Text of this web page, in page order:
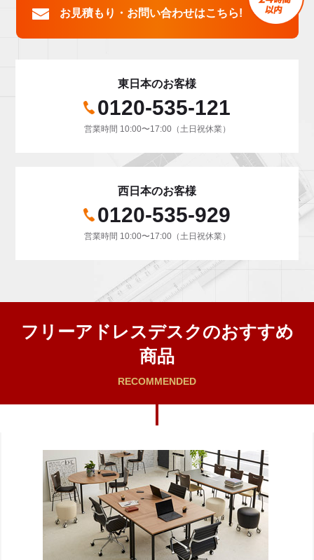
お見積もり・お問い合わせはこちら!
東日本のお客様
0120-535-121
営業時間 10:00〜17:00（土日祝休業）
西日本のお客様
0120-535-929
営業時間 10:00〜17:00（土日祝休業）
フリーアドレスデスクのおすすめ
商品
RECOMMENDED